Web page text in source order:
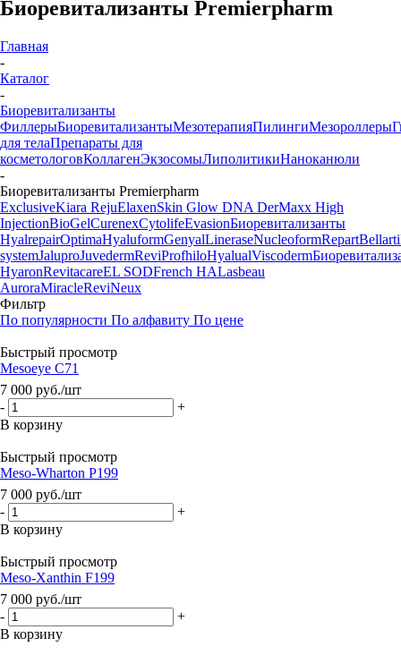
Биоревитализанты Premierpharm
Главная
-
Каталог
-
Биоревитализанты
ФиллерыБиоревитализантыМезотерапияПилингиМезороллеры
для телаПрепараты для
косметологовКоллагенЭкзосомыЛиполитикиНаноканюли
-
Биоревитализанты Premierpharm
ExclusiveKiara RejuElaxenSkin Glow DNA DerMaxx High
InjectionBioGelCurenexCytolifeEvasionБиоревитализанты
HyalrepairOptimaHyaluformGenyalLineraseNucleoformRepartBellarti
systemJaluproJuvedermReviProfhiloHyalualViscoderm
HyaronRevitacareEL SODFrench HALasbeau
AuroraMiracleReviNeux
Фильтр
По популярности По алфавиту По цене
Быстрый просмотр
Mesoeye C71
7 000 руб./шт
-
+
В корзину
Быстрый просмотр
Meso-Wharton P199
7 000 руб./шт
-
+
В корзину
Быстрый просмотр
Meso-Xanthin F199
7 000 руб./шт
-
+
В корзину